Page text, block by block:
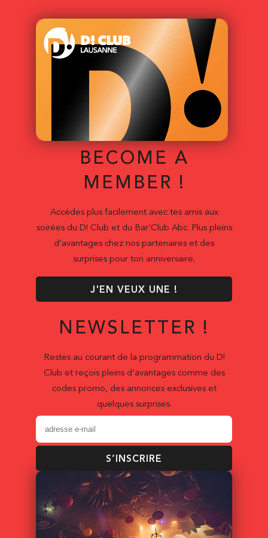
BECOME A
MEMBER !
Accédes plus facilement avec tes amis aux
soirées du D! Club et du Bar'Club Abc. Plus pleins
d’avantages chez nos partenaires et des
surprises pour ton anniversaire.
J'EN VEUX UNE !
NEWSLETTER !
Restes au courant de la programmation du D!
Club et reçois pleins d’avantages comme des
codes promo, des annonces exclusives et
quelques surprises.
S’INSCRIRE